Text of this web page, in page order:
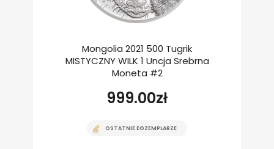
Mongolia 2021 500 Tugrik
MISTYCZNY WILK 1 Uncja Srebrna
Moneta #2
999.00zł
OSTATNIE EGZEMPLARZE